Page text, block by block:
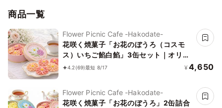
商品一覧
Flower Picnic Cafe -Hakodate-
花咲く焼菓子「お花のぼうろ（コスモ
ス）いちご餡白餡」3缶セット｜オリジ
ナル紙袋を3枚
4.2(69)最短 8/17 ¥ 4,650
Flower Picnic Cafe -Hakodate-
花咲く焼菓子「お花のぼうろ」2缶詰合